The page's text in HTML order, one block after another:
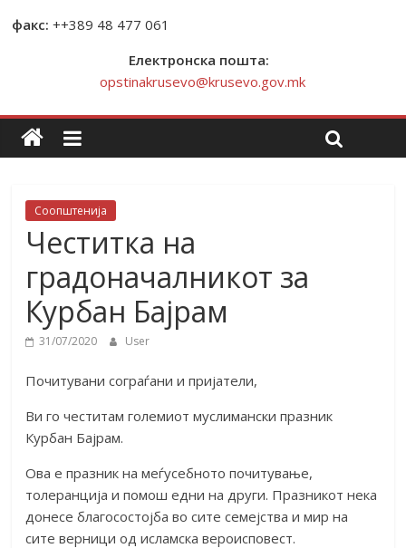
факс: ++389 48 477 061
Електронска пошта:
opstinakrusevo@krusevo.gov.mk
Соопштенија
Честитка на
градоначалникот за
Курбан Бајрам
31/07/2020 User
Почитувани сограѓани и пријатели,
Ви го честитам големиот муслимански празник
Курбан Бајрам.
Ова е празник на меѓусебното почитување,
толеранција и помош едни на други. Празникот нека
донесе благосостојба во сите семејства и мир на
сите верници од исламска вероисповест.